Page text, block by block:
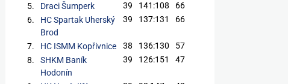
5. Draci Šumperk 39 141:108
66
6.
HC Spartak Uherský
Brod
39 137:131 66
7. HC ISMM Kopřivnice 38 136:130
57
8.
SHKM Baník
Hodonín
39 126:151 47